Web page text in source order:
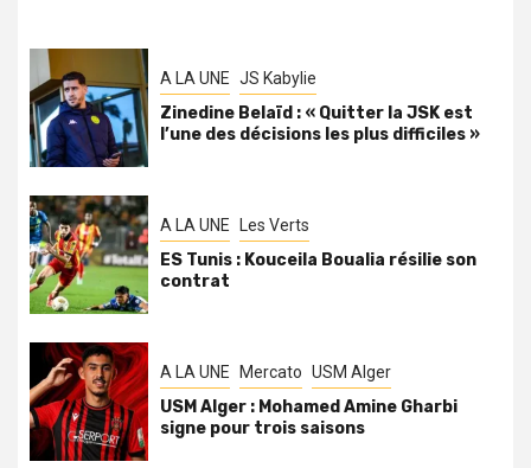
A LA UNE JS Kabylie
Zinedine Belaïd : « Quitter la JSK est
l’une des décisions les plus difficiles »
A LA UNE Les Verts
ES Tunis : Kouceila Boualia résilie son
contrat
A LA UNE Mercato USM Alger
USM Alger : Mohamed Amine Gharbi
signe pour trois saisons